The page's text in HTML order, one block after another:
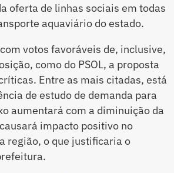
oferta de linhas sociais em todas
aquaviário do estado.
votos favoráveis de, inclusive,
como do PSOL, a proposta
Entre as mais citadas, está
de estudo de demanda para
aumentará com a diminuição da
impacto positivo no
região, o que justificaria o